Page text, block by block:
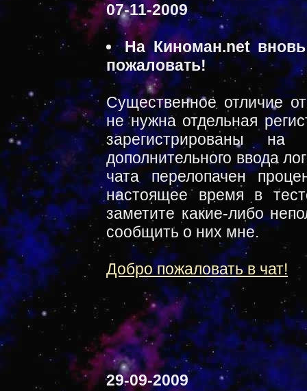
07-11-2009
На Киноман.net
пожаловать!
Существенное отличие
не нужна отдельная
зарегистрированы
дополнительного ввода
чата перелопачен
настоящее время в
заметите какие-либо
сообщить о них мне.
Добро пожаловать в чат!
29-09-2009